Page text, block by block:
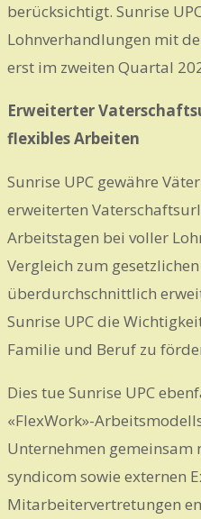
berücksichtigt. Sunrise
Lohnverhandlungen mit
erst im zweiten Quartal
Erweiterter
flexibles Arbeiten
Sunrise UPC gewähre
erweiterten
Arbeitstagen bei voller
Vergleich zum
überdurchschnittlich
Sunrise UPC die
Familie und Beruf zu
Dies tue Sunrise UPC
«FlexWork»-
Unternehmen gemeinsam
syndicom sowie externen
Mitarbeitervertretungen